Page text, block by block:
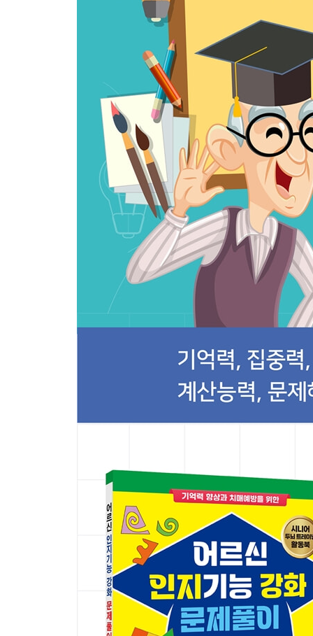
과정과 결과 알기 42
숫자 계산하기 44
도형의 규칙 알기 46
장소와 관계있는 물건 찾기 47
끝말잇기(2음절) 48
끝말잇기(3음절) 49
숫자 만들기 50
그림 채워 넣기 51
퍼즐 맞추기 52
규칙 기억하기 53
전체와 부분 알기 54
색의 조합과 균형 알기 55
어울리는 표현 찾기 56
어울리는 표현 찾기 57
방향 구분하기 58
위에서 본 모양 알기 59
보이지 않는 공간 추측하기 63
규칙 기억하기 64
형태 파악하기 67
대칭 추측하기 68
숫자 채워 넣기 69
도형 빼기 70
공통점 찾기 71
기억하고 계산하기 72
숨은그림 찾기 73
시간 알기 74
낱말과 낱말의 위치 기억하기 75